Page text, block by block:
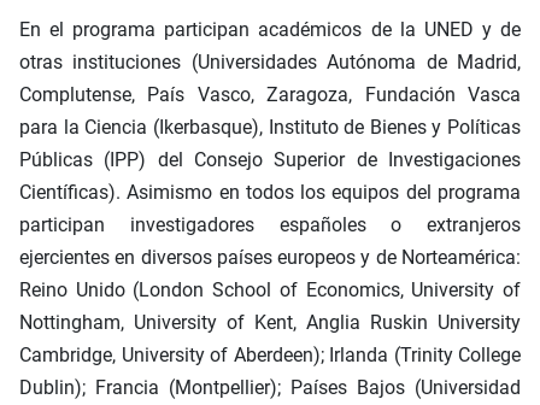
En el programa participan académicos de la UNED y de
otras instituciones (Universidades Autónoma de Madrid,
Complutense, País Vasco, Zaragoza, Fundación Vasca
para la Ciencia (Ikerbasque), Instituto de Bienes y Políticas
Públicas (IPP) del Consejo Superior de Investigaciones
Científicas). Asimismo en todos los equipos del programa
participan investigadores españoles o extranjeros
ejercientes en diversos países europeos y de Norteamérica:
Reino Unido (London School of Economics, University of
Nottingham, University of Kent, Anglia Ruskin University
Cambridge, University of Aberdeen); Irlanda (Trinity College
Dublin); Francia (Montpellier); Países Bajos (Universidad